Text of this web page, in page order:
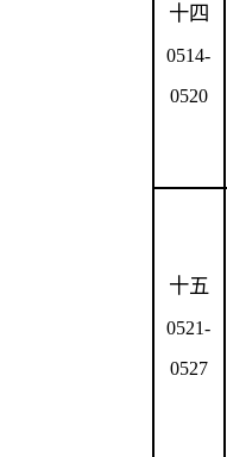
十四
0514-
0520
十五
0521-
0527